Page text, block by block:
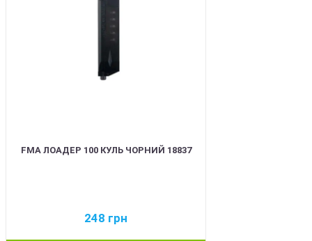
FMA ЛОАДЕР 100 КУЛЬ ЧОРНИЙ 18837
248 грн